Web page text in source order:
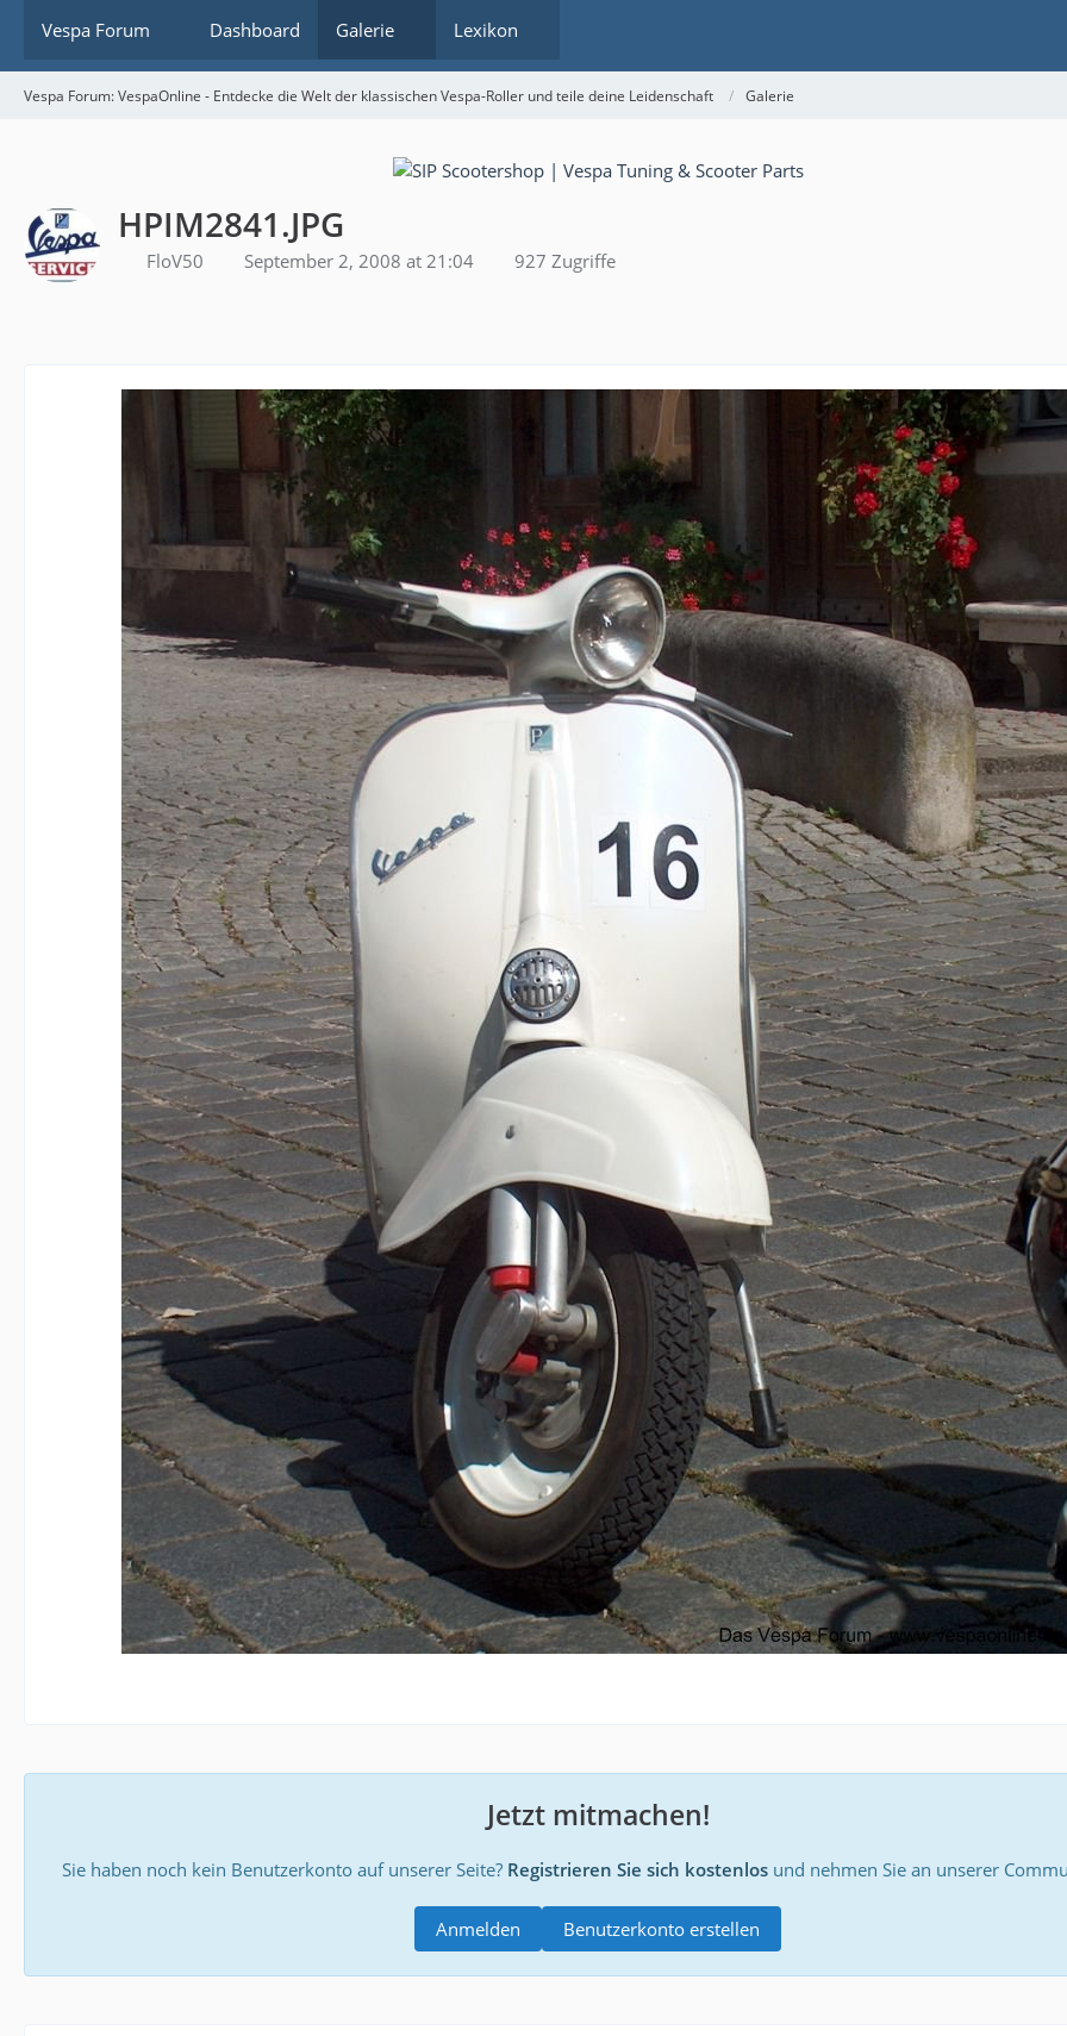
Vespa Forum Dashboard Galerie Lexikon
Vespa Forum: VespaOnline - Entdecke die Welt der klassischen Vespa-Roller und teile deine Leidenschaft Galerie
HPIM2841.JPG
FloV50 September 2, 2008 at 21:04 927 Zugriffe
Jetzt mitmachen!
Sie haben noch kein Benutzerkonto auf unserer Seite? Registrieren Sie sich kostenlosund nehmen Sie an unserer
Benutzerkonto erstellen
Anmelden